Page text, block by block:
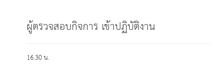
ผู้ตรวจสอบกิจการ เข้าปฏิบัติงาน
16.30 น.